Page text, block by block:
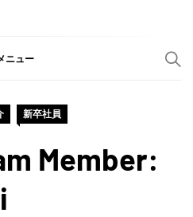
ニュー
新卒社員
Member: